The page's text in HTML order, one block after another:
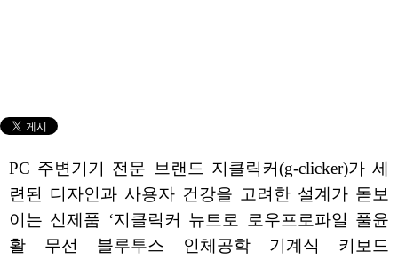
PC 주변기기 전문 브랜드 지클릭커(g-clicker)가 세
련된 디자인과 사용자 건강을 고려한 설계가 돋보
이는 신제품 ‘지클릭커 뉴트로 로우프로파일 풀윤
활 무선 블루투스 인체공학 기계식 키보드